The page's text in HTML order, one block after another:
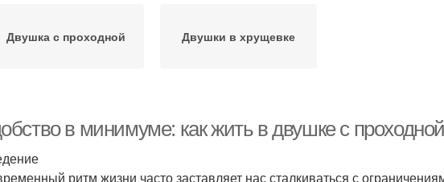
Двушка с проходной Двушки в хрущевке
в минимуме: как жить в двушке с
ритм жизни часто заставляет нас сталкиваться с